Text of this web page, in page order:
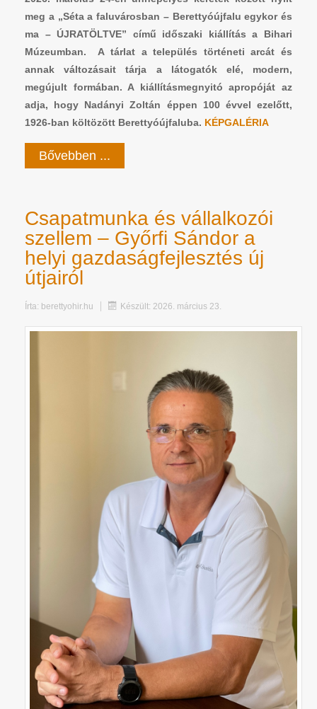
meg a „Séta a faluvárosban – Berettyóújfalu egykor és
ma – ÚJRATÖLTVE” című időszaki kiállítás a Bihari
Múzeumban. A tárlat a település történeti arcát és
annak változásait tárja a látogatók elé, modern,
megújult formában. A kiállításmegnyitó apropóját az
adja, hogy Nadányi Zoltán éppen 100 évvel ezelőtt,
1926-ban költözött Berettyóújfaluba. KÉPGALÉRIA
Bővebben ...
Csapatmunka és vállalkozói
szellem – Győrfi Sándor a
helyi gazdaságfejlesztés új
útjairól
Írta: berettyohir.hu Készült: 2026. március 23.